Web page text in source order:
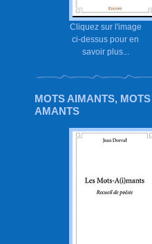
Cliquez sur l'image
ci-dessus pour en
savoir plus...
MOTS AIMANTS, MOTS
AMANTS